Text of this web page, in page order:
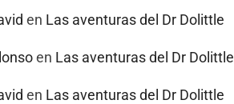
en Las aventuras del Dr Dolittle
en Las aventuras del Dr Dolittle
en Las aventuras del Dr Dolittle